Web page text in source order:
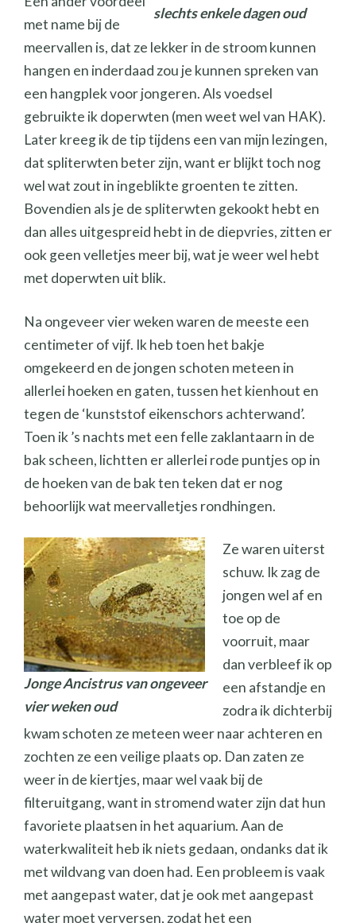
slechts enkele dagen oud
met name bij de
meervallen is, dat ze lekker in de stroom kunnen
hangen en inderdaad zou je kunnen spreken van
een hangplek voor jongeren. Als voedsel
gebruikte ik doperwten (men weet wel van HAK).
Later kreeg ik de tip tijdens een van mijn lezingen,
dat spliterwten beter zijn, want er blijkt toch nog
wel wat zout in ingeblikte groenten te zitten.
Bovendien als je de spliterwten gekookt hebt en
dan alles uitgespreid hebt in de diepvries, zitten er
ook geen velletjes meer bij, wat je weer wel hebt
met doperwten uit blik.
Na ongeveer vier weken waren de meeste een
centimeter of vijf. Ik heb toen het bakje
omgekeerd en de jongen schoten meteen in
allerlei hoeken en gaten, tussen het kienhout en
tegen de ‘kunststof eikenschors achterwand’.
Toen ik ’s nachts met een felle zaklantaarn in de
bak scheen, lichtten er allerlei rode puntjes op in
de hoeken van de bak ten teken dat er nog
behoorlijk wat meervalletjes rondhingen.
Jonge Ancistrus van ongeveer
vier weken oud
Ze waren uiterst
schuw. Ik zag de
jongen wel af en
toe op de
voorruit, maar
dan verbleef ik op
een afstandje en
zodra ik dichterbij
kwam schoten ze meteen weer naar achteren en
zochten ze een veilige plaats op. Dan zaten ze
weer in de kiertjes, maar wel vaak bij de
filteruitgang, want in stromend water zijn dat hun
favoriete plaatsen in het aquarium. Aan de
waterkwaliteit heb ik niets gedaan, ondanks dat ik
met wildvang van doen had. Een probleem is vaak
met aangepast water, dat je ook met aangepast
water moet verversen, zodat het een